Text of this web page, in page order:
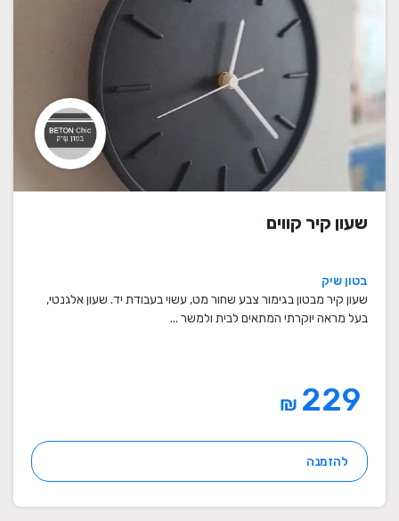
שעון קיר קווים
בטון שיק
שעון קיר מבטון בגימור צבע שחור מט, עשוי בעבודת יד. שעון אלגנטי,
בעל מראה יוקרתי המתאים לבית ולמשר ...
₪
להזמנה